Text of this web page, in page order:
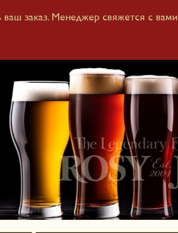
заказ. Менеджер свяжется с вами